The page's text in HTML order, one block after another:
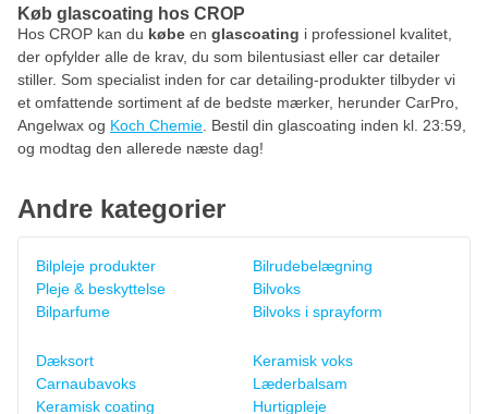
Køb glascoating hos CROP
Hos CROP kan du købe en glascoating i professionel kvalitet,
der opfylder alle de krav, du som bilentusiast eller car detailer
stiller. Som specialist inden for car detailing-produkter tilbyder vi
et omfattende sortiment af de bedste mærker, herunder CarPro,
Angelwax og Koch Chemie . Bestil din glascoating inden kl. 23:59,
og modtag den allerede næste dag!
Andre kategorier
Bilpleje produkter
Pleje & beskyttelse
Bilparfume
Bilrudebelægning
Bilvoks
Bilvoks i sprayform
Dæksort
Carnaubavoks
Keramisk coating
Keramisk voks
Læderbalsam
Hurtigpleje